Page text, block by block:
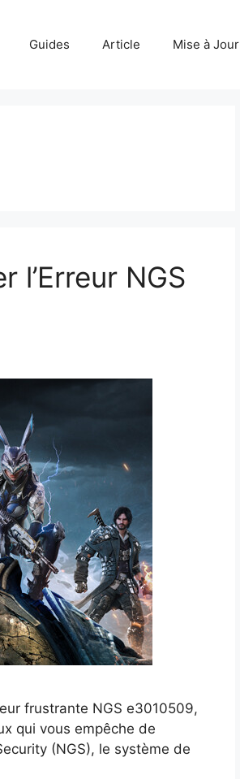
Guides Article Mise à Jour
l’Erreur NGS
frustrante NGS e3010509,
qui vous empêche de
(NGS), le système de